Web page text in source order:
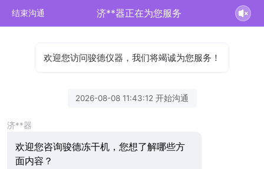
结束沟通 济**器正在为您服务
欢迎您访问骏德仪器，我们将竭诚为您服务！
2026-08-08 11:43:12 开始沟通
济**器
欢迎您咨询骏德冻干机，您想了解哪些方
面内容？